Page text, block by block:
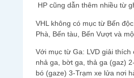
HP cũng dẫn thêm nhiều từ
VHL không có mục từ Bến
Phà, Bến tàu, Bến Vượt và
Với mục từ Ga: LVD giải
nhả ga, bờt ga, thả ga (gaz)
bó (gaze) 3-Trạm xe lửa nơi